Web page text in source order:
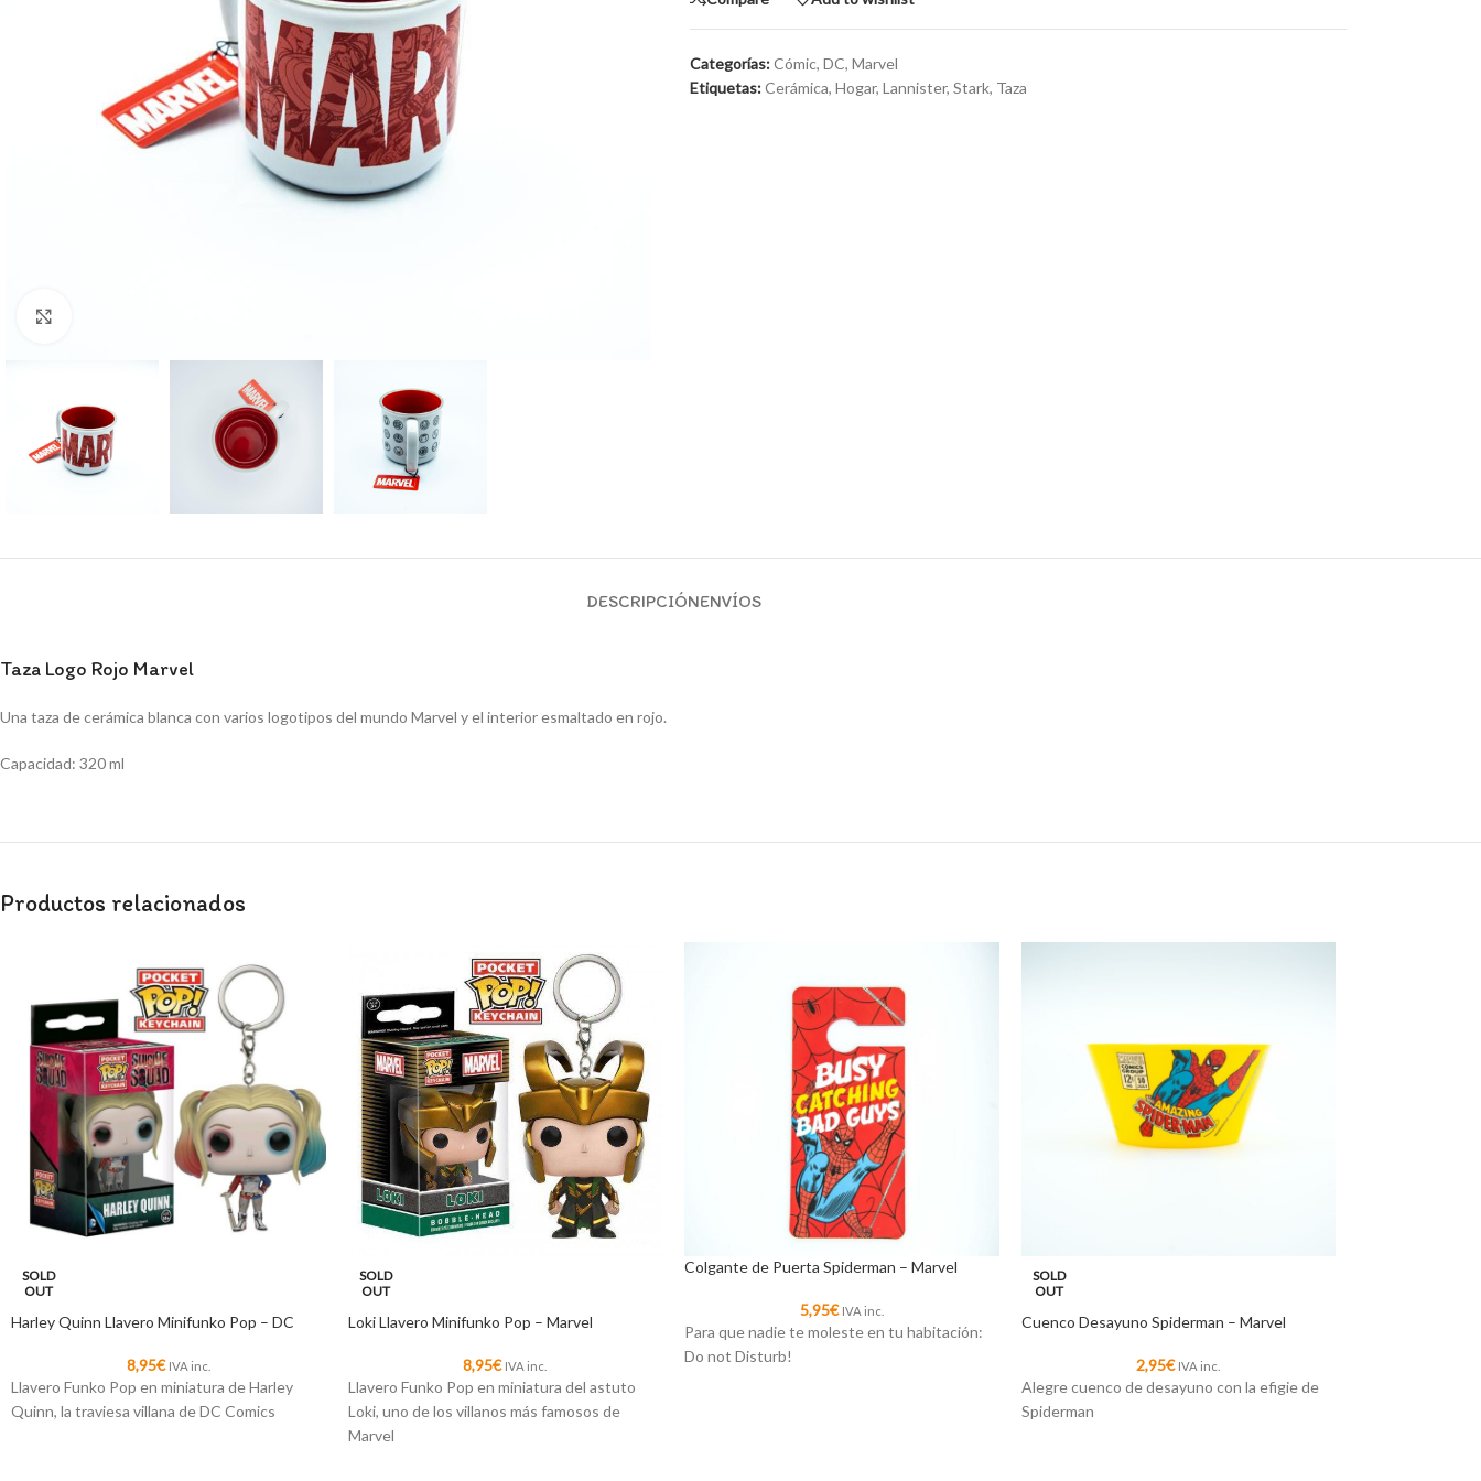
Categorías:Cómic, DC, Marvel
Etiquetas:Cerámica, Hogar, Lannister, Stark, Taza
DESCRIPCIÓNENVÍOS
Taza Logo Rojo Marvel
Una taza de cerámica blanca con varios logotipos del mundo Marvel y el interior esmaltado en rojo.
Capacidad: 320 ml
Productos relacionados
SOLD
OUT
Harley Quinn Llavero Minifunko Pop – DC
8,95€ IVA inc.
Llavero Funko Pop en miniatura de Harley
Quinn, la traviesa villana de DC Comics
SOLD
OUT
Loki Llavero Minifunko Pop – Marvel
8,95€ IVA inc.
Llavero Funko Pop en miniatura del astuto
Loki, uno de los villanos más famosos de
Marvel
Colgante de Puerta Spiderman – Marvel
5,95€ IVA inc.
Para que nadie te moleste en tu habitación:
Do not Disturb!
SOLD
OUT
Cuenco Desayuno Spiderman – Marvel
2,95€ IVA inc.
Alegre cuenco de desayuno con la efigie de
Spiderman